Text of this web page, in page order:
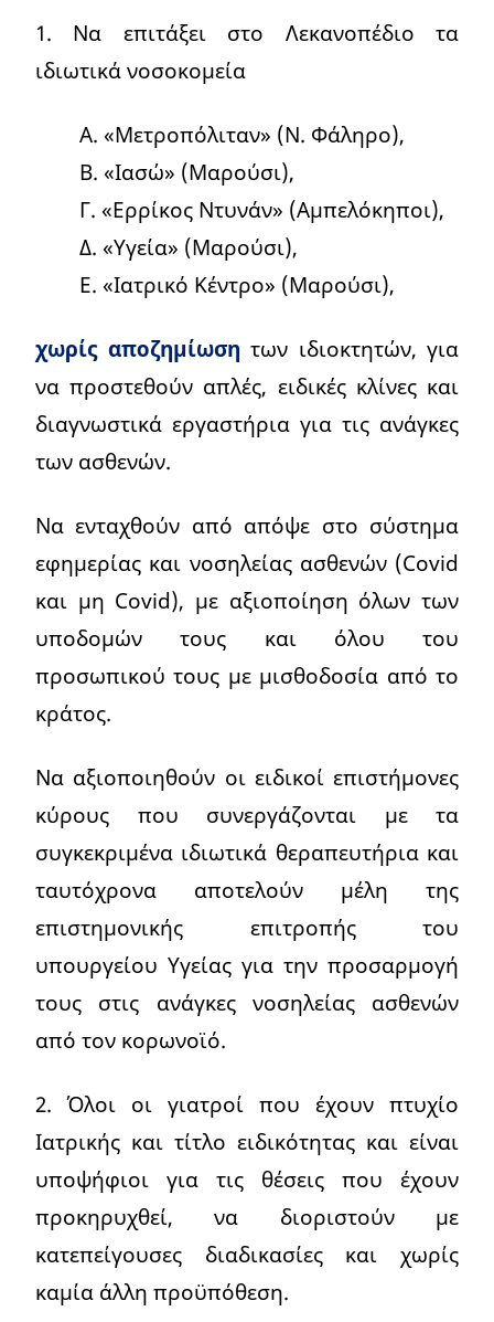
1. Να επιτάξει στο Λεκανοπέδιο τα
ιδιωτικά νοσοκομεία
Α. «Μετροπόλιταν» (Ν. Φάληρο),
Β. «Ιασώ» (Μαρούσι),
Γ. «Ερρίκος Ντυνάν» (Αμπελόκηποι),
Δ. «Υγεία» (Μαρούσι),
Ε. «Ιατρικό Κέντρο» (Μαρούσι),
χωρίς αποζημίωση των ιδιοκτητών, για
να προστεθούν απλές, ειδικές κλίνες και
διαγνωστικά εργαστήρια για τις ανάγκες
των ασθενών.
Να ενταχθούν από απόψε στο σύστημα
εφημερίας και νοσηλείας ασθενών (Covid
και μη Covid), με αξιοποίηση όλων των
υποδομών τους και όλου του
προσωπικού τους με μισθοδοσία από το
κράτος.
Να αξιοποιηθούν οι ειδικοί επιστήμονες
κύρους που συνεργάζονται με τα
συγκεκριμένα ιδιωτικά θεραπευτήρια και
ταυτόχρονα αποτελούν μέλη της
επιστημονικής επιτροπής του
υπουργείου Υγείας για την προσαρμογή
τους στις ανάγκες νοσηλείας ασθενών
από τον κορωνοϊό.
2. Όλοι οι γιατροί που έχουν πτυχίο
Ιατρικής και τίτλο ειδικότητας και είναι
υποψήφιοι για τις θέσεις που έχουν
προκηρυχθεί, να διοριστούν με
κατεπείγουσες διαδικασίες και χωρίς
καμία άλλη προϋπόθεση.